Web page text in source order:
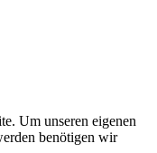
Um unseren eigenen
benötigen wir